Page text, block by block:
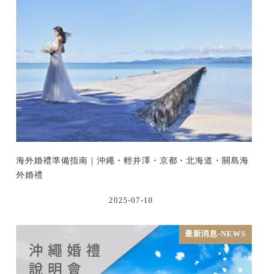
海外婚禮準備指南｜沖繩・輕井澤・京都・北海道・關島海
外婚禮
2025-07-10
最新消息-NEWS